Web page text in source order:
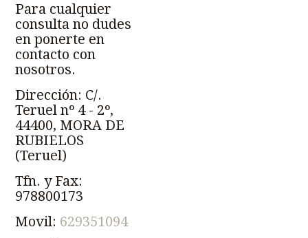
Para cualquier
consulta no dudes
en ponerte en
contacto con
nosotros.
Dirección: C/.
Teruel nº 4 - 2º,
44400, MORA DE
RUBIELOS
(Teruel)
Tfn. y Fax:
978800173
Movil: 629351094